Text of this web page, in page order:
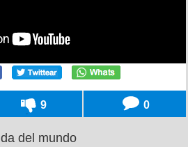
9 0
del mundo